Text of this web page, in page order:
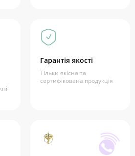
Гарантія якості
Тільки якісна та
сертифікована продукція